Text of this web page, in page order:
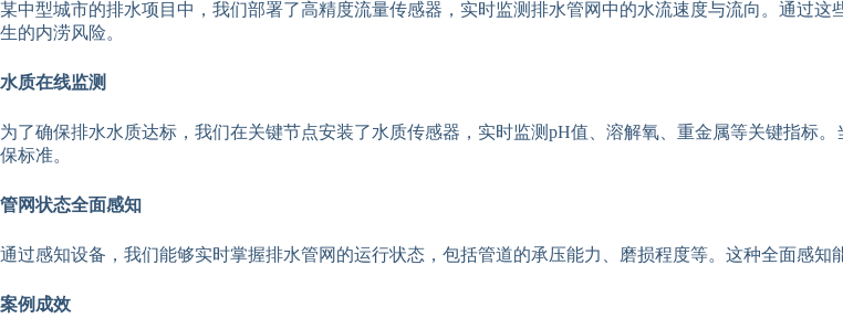
某中型城市的排水项目中，我们部署了高精度流量传感器，实时监测排水管网中的水流速度与流向。通过
生的内涝风险。
水质在线监测
为了确保排水水质达标，我们在关键节点安装了水质传感器，实时监测pH值、溶解氧、重金属等关键指标
保标准。
管网状态全面感知
通过感知设备，我们能够实时掌握排水管网的运行状态，包括管道的承压能力、磨损程度等。这种全面感
案例成效